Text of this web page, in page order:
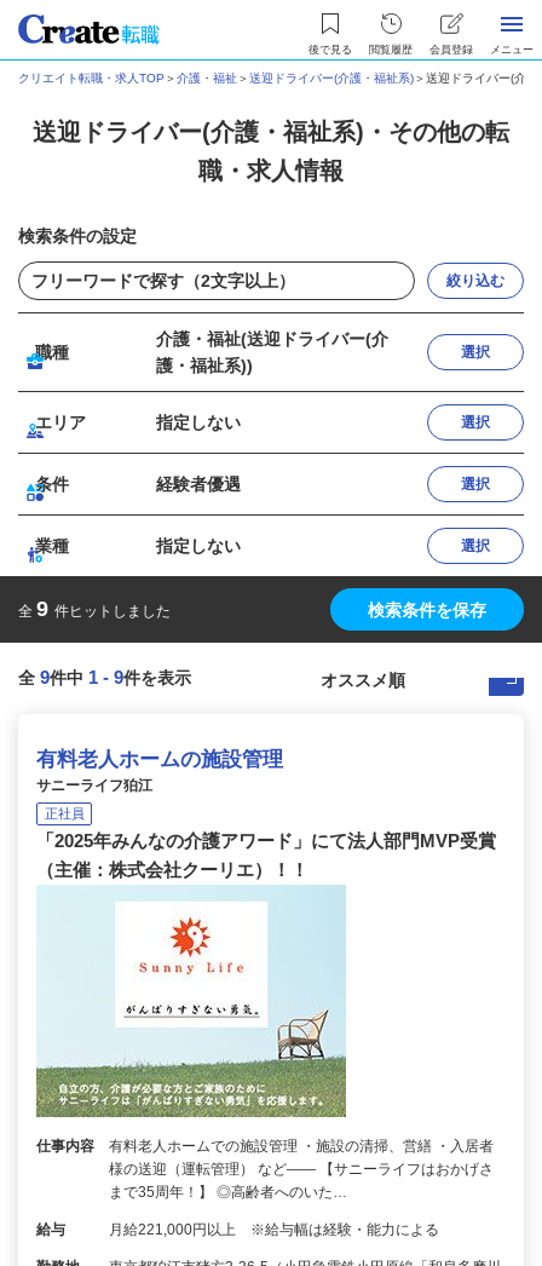
後で見る 閲覧履歴 会員登録 メニュー
クリエイト転職・求人TOP ＞介護・福祉＞送迎ドライバー(介護・福祉系)＞送迎ドライバー(介
送迎ドライバー(介護・福祉系)・その他の転
職・求人情報
検索条件の設定
絞り込む
職種
介護・福祉(送迎ドライバー(介
護・福祉系))
選択
エリア 指定しない 選択
条件 経験者優遇 選択
業種 指定しない 選択
全 9 件ヒットしました 検索条件を保存
全 9件中 1 - 9件を表示
有料老人ホームの施設管理
サニーライフ狛江
正社員
「2025年みんなの介護アワード」にて法人部門MVP受賞
（主催：株式会社クーリエ）！！
仕事内容
有料老人ホームでの施設管理 ・施設の清掃、営繕 ・入居者
様の送迎（運転管理） など―― 【サニーライフはおかげさ
まで35周年！】 ◎高齢者へのいた…
給与 月給221,000円以上 ※給与幅は経験・能力による